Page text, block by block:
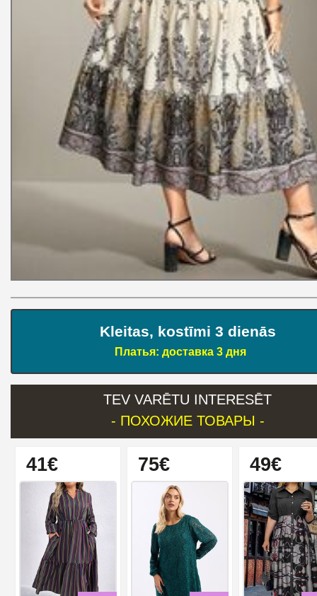
Kleitas, kostīmi 3 dienās
Платья: доставка 3 дня
TEV VARĒTU INTERESĒT
- ПОХОЖИЕ ТОВАРЫ -
41€ 75€ 49€